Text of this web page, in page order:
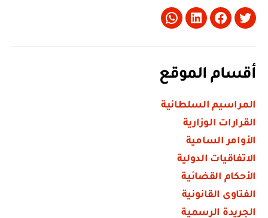
Twitter
Facebook
LinkedIn
Whatsapp
أقسام الموقع
المراسيم السلطانية
القرارات الوزارية
الأوامر السامية
الاتفاقيات الدولية
الأحكام القضائية
الفتاوى القانونية
الجريدة الرسمية